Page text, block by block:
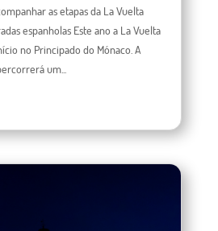
as etapas da La Vuelta
espanholas Este ano a La Vuelta
no Principado do Mónaco. A
um...